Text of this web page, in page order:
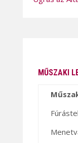
MŰSZAKI